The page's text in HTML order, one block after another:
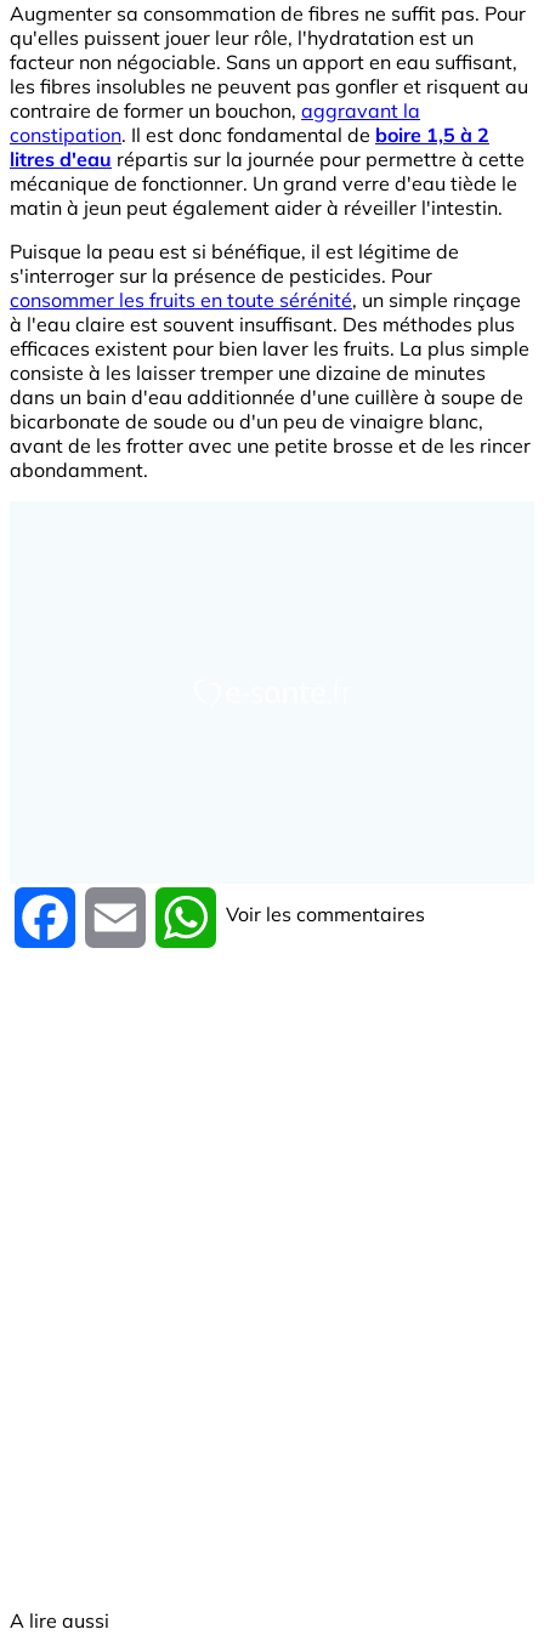
Augmenter sa consommation de fibres ne suffit pas. Pour
qu'elles puissent jouer leur rôle, l'hydratation est un
facteur non négociable. Sans un apport en eau suffisant,
les fibres insolubles ne peuvent pas gonfler et risquent au
contraire de former un bouchon, aggravant la
constipation. Il est donc fondamental de boire 1,5 à 2
litres d'eau répartis sur la journée pour permettre à cette
mécanique de fonctionner. Un grand verre d'eau tiède le
matin à jeun peut également aider à réveiller l'intestin.
Puisque la peau est si bénéfique, il est légitime de
s'interroger sur la présence de pesticides. Pour
consommer les fruits en toute sérénité, un simple rinçage
à l'eau claire est souvent insuffisant. Des méthodes plus
efficaces existent pour bien laver les fruits. La plus simple
consiste à les laisser tremper une dizaine de minutes
dans un bain d'eau additionnée d'une cuillère à soupe de
bicarbonate de soude ou d'un peu de vinaigre blanc,
avant de les frotter avec une petite brosse et de les rincer
abondamment.
Facebook Email WhatsApp
Voir les commentaires
A lire aussi